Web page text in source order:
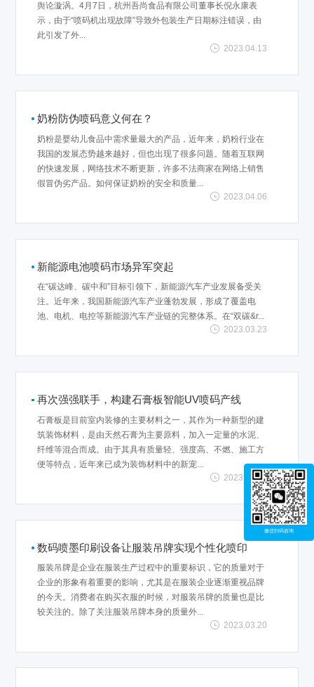
舆论漩涡。4月7日，杭州吾尚食品有限公司董事长倪永康表
示，由于“喷码机出现故障”导致外包装生产日期标注错误，由
此引发了外...
2023.04.13
奶粉防伪喷码意义何在？
奶粉是婴幼儿食品中需求量最大的产品，近年来，奶粉行业在
我国的发展态势越来越好，但也出现了很多问题。随着互联网
的快速发展，网络技术不断更新，许多不法商家在网络上销售
假冒伪劣产品。如何保证奶粉的安全和质量...
2023.04.06
新能源电池喷码市场异军突起
在“碳达峰、碳中和”目标引领下，新能源汽车产业发展备受关
注。近年来，我国新能源汽车产业蓬勃发展，形成了覆盖电
池、电机、电控等新能源汽车产业链的完整体系。在“双碳&r...
2023.03.23
再次强强联手，构建石膏板智能UV喷码产线
石膏板是目前室内装修的主要材料之一，其作为一种新型的建
筑装饰材料，是由天然石膏为主要原料，加入一定量的水泥、
纤维等混合而成。由于其具有质量轻、强度高、不燃、施工方
便等特点，近年来已成为装饰材料中的新宠...
2023.03.22
数码喷墨印刷设备让服装吊牌实现个性化喷印
服装吊牌是企业在服装生产过程中的重要标识，它的质量对于
企业的形象有着重要的影响，尤其是在服装企业逐渐重视品牌
的今天。消费者在购买衣服的时候，对服装吊牌的质量也是比
较关注的。除了关注服装吊牌本身的质量外...
2023.03.20
微信扫码咨询